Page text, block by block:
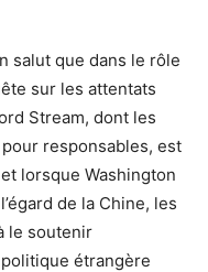
salut que dans le rôle
sur les attentats
Stream, dont les
responsables, est
lorsque Washington
de la Chine, les
le soutenir
politique étrangère